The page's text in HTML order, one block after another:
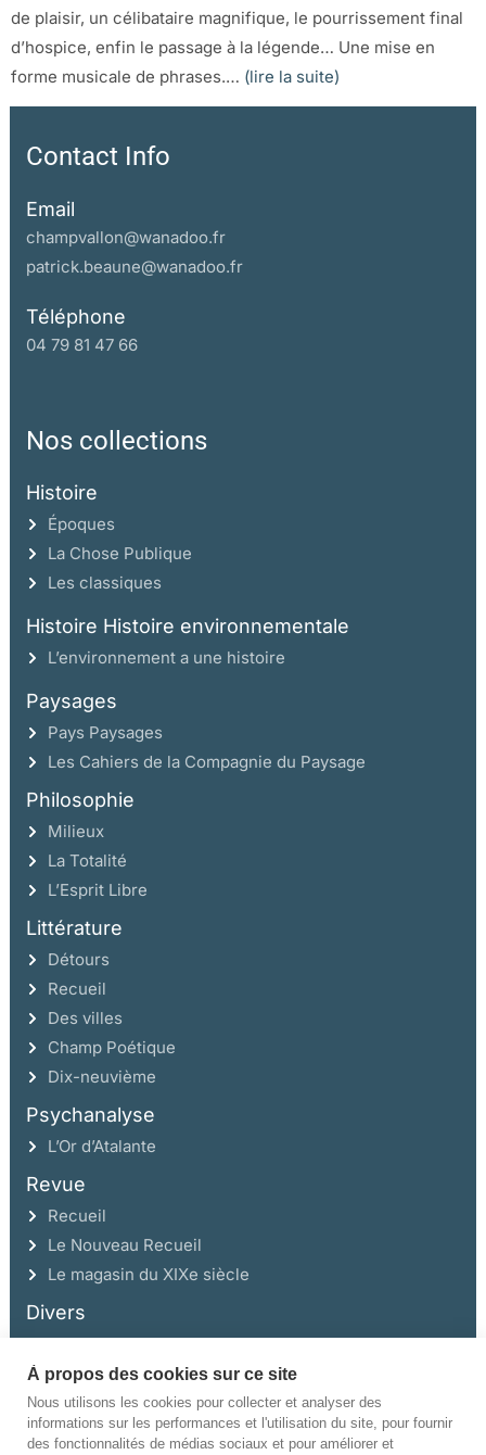
de plaisir, un célibataire magnifique, le pourrissement final
d’hospice, enfin le passage à la légende… Une mise en
forme musicale de phrases.… (lire la suite)
Contact Info
Email
champvallon@wanadoo.fr
patrick.beaune@wanadoo.fr
Téléphone
04 79 81 47 66
Nos collections
Histoire
Époques
La Chose Publique
Les classiques
Histoire Histoire environnementale
L’environnement a une histoire
Paysages
Pays Paysages
Les Cahiers de la Compagnie du Paysage
Philosophie
Milieux
La Totalité
L’Esprit Libre
Littérature
Détours
Recueil
Des villes
Champ Poétique
Dix-neuvième
Psychanalyse
L’Or d’Atalante
Revue
Recueil
Le Nouveau Recueil
Le magasin du XIXe siècle
Divers
Ce site a été réalisé avec l’aide de la Région Auvergne Rhône-Alpes et de la
Drac Rhône-Alpes.
À propos des cookies sur ce site
Nous utilisons les cookies pour collecter et analyser des
informations sur les performances et l'utilisation du site, pour fournir
des fonctionnalités de médias sociaux et pour améliorer et